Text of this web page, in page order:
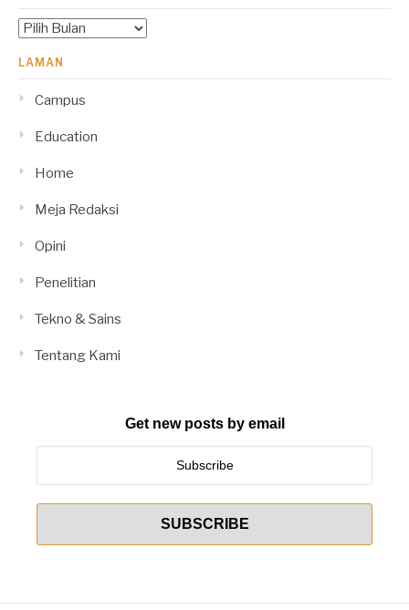
Arsip
LAMAN
Campus
Education
Home
Meja Redaksi
Opini
Penelitian
Tekno & Sains
Tentang Kami
Get new posts by email